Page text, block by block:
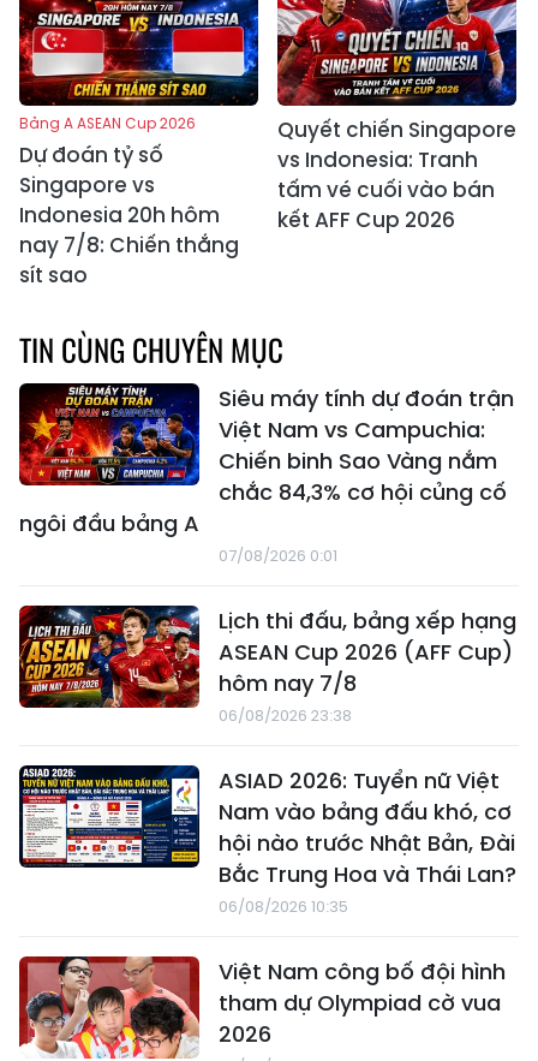
Bảng A ASEAN Cup 2026
Dự đoán tỷ số
Singapore vs
Indonesia 20h hôm
nay 7/8: Chiến thắng
sít sao
Quyết chiến Singapore
vs Indonesia: Tranh
tấm vé cuối vào bán
kết AFF Cup 2026
TIN CÙNG CHUYÊN MỤC
Siêu máy tính dự đoán trận
Việt Nam vs Campuchia:
Chiến binh Sao Vàng nắm
chắc 84,3% cơ hội củng cố
ngôi đầu bảng A
07/08/2026 0:01
Lịch thi đấu, bảng xếp hạng
ASEAN Cup 2026 (AFF Cup)
hôm nay 7/8
06/08/2026 23:38
ASIAD 2026: Tuyển nữ Việt
Nam vào bảng đấu khó, cơ
hội nào trước Nhật Bản, Đài
Bắc Trung Hoa và Thái Lan?
06/08/2026 10:35
Việt Nam công bố đội hình
tham dự Olympiad cờ vua
2026